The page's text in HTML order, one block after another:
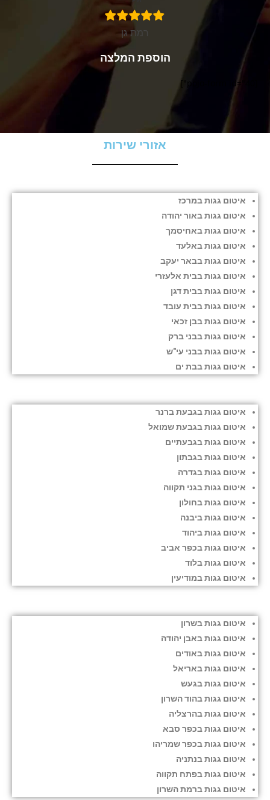
רמת גן
הוספת המלצה
אזורי שירות
איטום גגות במרכז
איטום גגות באור יהודה
איטום גגות באחיסמך
איטום גגות באלעד
איטום גגות בבאר יעקב
איטום גגות בבית אלעזרי
איטום גגות בבית דגן
איטום גגות בבית עובד
איטום גגות בבן זכאי
איטום גגות בבני ברק
איטום גגות בבני עי"ש
איטום גגות בבת ים
איטום גגות בגבעת ברנר
איטום גגות בגבעת שמואל
איטום גגות בגבעתיים
איטום גגות בגבתון
איטום גגות בגדרה
איטום גגות בגני תקווה
איטום גגות בחולון
איטום גגות ביבנה
איטום גגות ביהוד
איטום גגות בכפר אביב
איטום גגות בלוד
איטום גגות במודיעין
איטום גגות בשרון
איטום גגות באבן יהודה
איטום גגות באודים
איטום גגות באריאל
איטום גגות בגעש
איטום גגות בהוד השרון
איטום גגות בהרצליה
איטום גגות בכפר סבא
איטום גגות בכפר שמריהו
איטום גגות בנתניה
איטום גגות בפתח תקווה
איטום גגות ברמת השרון